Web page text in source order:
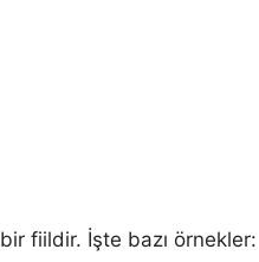
fiildir. İşte bazı örnekler: